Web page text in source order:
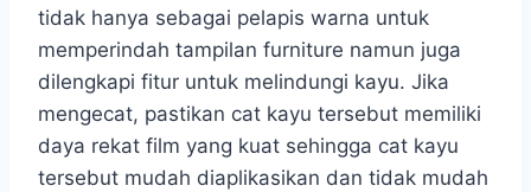
tidak hanya sebagai pelapis warna untuk
memperindah tampilan furniture namun juga
dilengkapi fitur untuk melindungi kayu. Jika
mengecat, pastikan cat kayu tersebut memiliki
daya rekat film yang kuat sehingga cat kayu
tersebut mudah diaplikasikan dan tidak mudah